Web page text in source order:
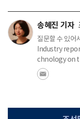
송혜진 기자
질문할 수 있
Industry
chnology on